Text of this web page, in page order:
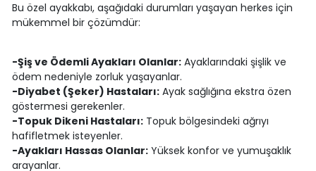
Bu özel ayakkabı, aşağıdaki durumları yaşayan herkes için
mükemmel bir çözümdür:
-Şiş ve Ödemli Ayakları Olanlar:Ayaklarındaki şişlik ve
ödem nedeniyle zorluk yaşayanlar.
-Diyabet (Şeker) Hastaları:Ayak sağlığına ekstra özen
göstermesi gerekenler.
-Topuk Dikeni Hastaları:Topuk bölgesindeki ağrıyı
hafifletmek isteyenler.
-Ayakları Hassas Olanlar:Yüksek konfor ve yumuşaklık
arayanlar.